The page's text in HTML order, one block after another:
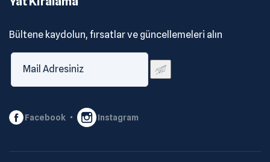
Bültene kaydolun, fırsatlar ve güncellemeleri alın
Facebook Instagram